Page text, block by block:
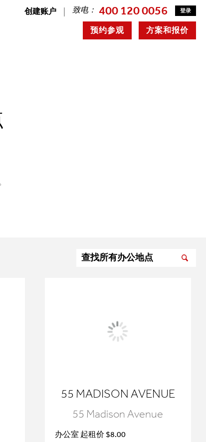
创建账户 致电： 400 120 0056 登录
方案和报价
预约参观
55 MADISON AVENUE
55 Madison Avenue
办公室 起租价 $8.00